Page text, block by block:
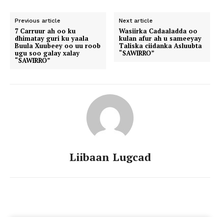
Previous article
7 Carruur ah oo ku
dhimatay guri ku yaala
Buula Xuubeey oo uu roob
ugu soo galay xalay
“SAWIRRO”
Next article
Wasiirka Cadaaladda oo
kulan afur ah u sameeyay
Taliska ciidanka Asluubta
“SAWIRRO”
Liibaan Lugcad